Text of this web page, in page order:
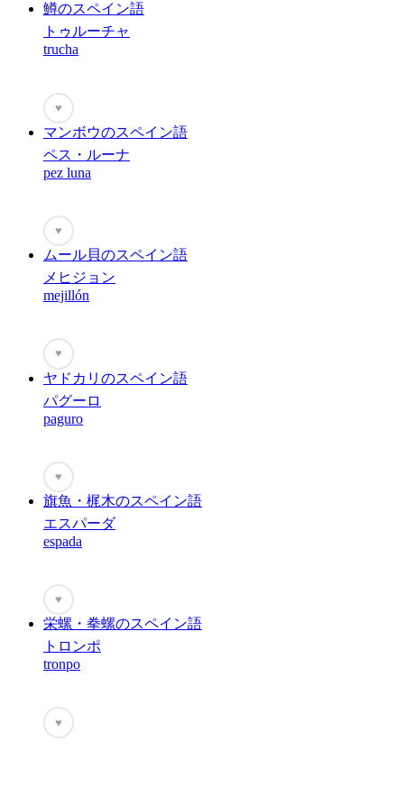
鱒のスペイン語
トゥルーチャ
trucha
♥
マンボウのスペイン語
ペス・ルーナ
pez luna
♥
ムール貝のスペイン語
メヒジョン
mejillón
♥
ヤドカリのスペイン語
パグーロ
paguro
♥
旗魚・梶木のスペイン語
エスパーダ
espada
♥
栄螺・拳螺のスペイン語
トロンポ
tronpo
♥